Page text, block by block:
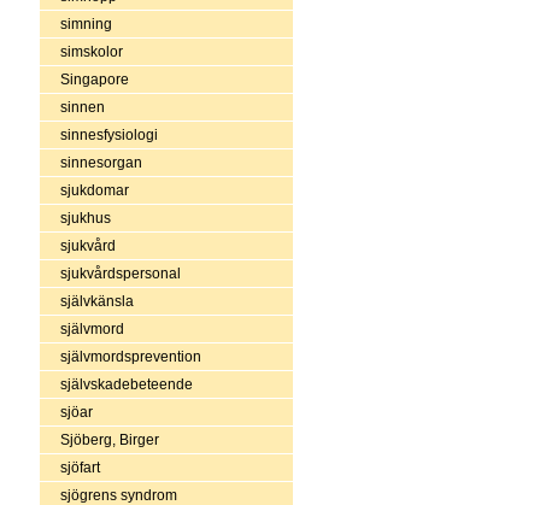
simning
simskolor
Singapore
sinnen
sinnesfysiologi
sinnesorgan
sjukdomar
sjukhus
sjukvård
sjukvårdspersonal
självkänsla
självmord
självmordsprevention
självskadebeteende
sjöar
Sjöberg, Birger
sjöfart
sjögrens syndrom